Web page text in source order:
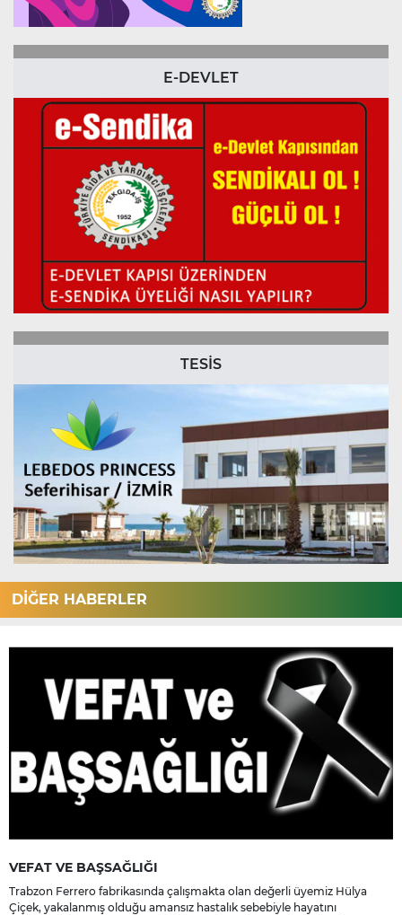
E-DEVLET
TESİS
DİĞER HABERLER
VEFAT VE BAŞSAĞLIĞI
Trabzon Ferrero fabrikasında çalışmakta olan değerli üyemiz Hülya
Çiçek, yakalanmış olduğu amansız hastalık sebebiyle hayatını